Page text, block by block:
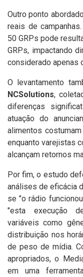
Outro ponto
reais de
50 GRPs pode
GRPs, impactando
considerado apenas
O levantamento
NCSolutions,
diferenças
atuação do
alimentos
enquanto varejistas
alcançam retornos
Por fim, o estudo
análises de eficácia
se "o rádio
"esta execução
variáveis como
distribuição nos
de peso de mídia.
apropriados, o
em uma